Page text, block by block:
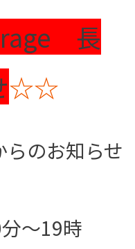
長
☆☆
のお知らせ
～19時